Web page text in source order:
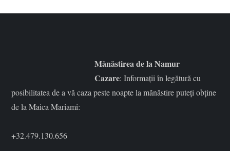
g
e
î
n
Mănăstirea de la Namur
Cazare: Informații în legătură cu
posibilitatea de a vă caza peste noapte la mănăstire puteți obține
de la Maica Mariami:
+32.479.130.656